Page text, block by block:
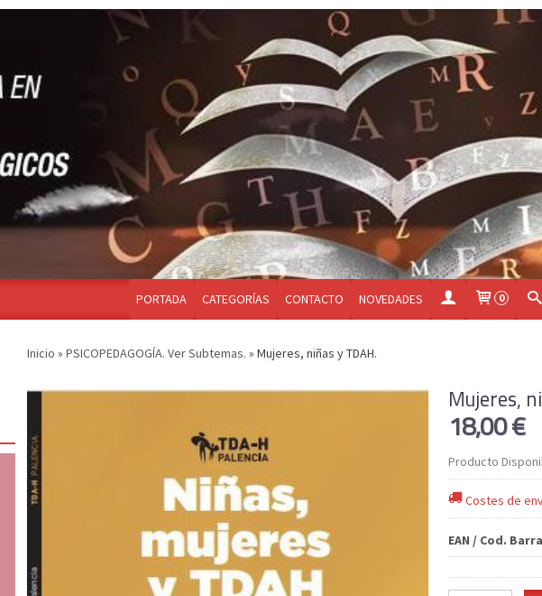
PORTADA CATEGORÍAS CONTACTO NOVEDADES 0
Inicio » PSICOPEDAGOGÍA. Ver Subtemas. » Mujeres, niñas y TDAH.
Mujeres,
18,00 €
Producto
Costes de
EAN / Cod.